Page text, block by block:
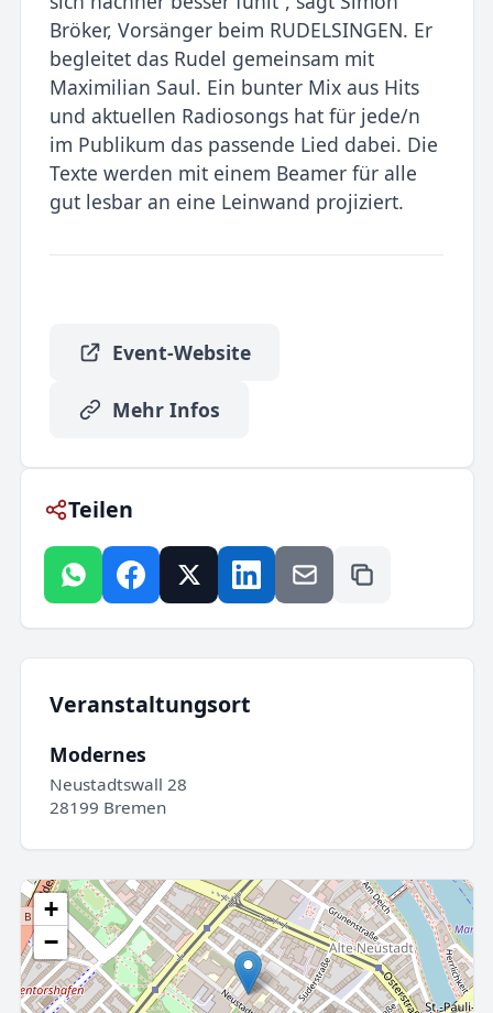
Bröker, Vorsänger beim RUDELSINGEN. Er
begleitet das Rudel gemeinsam mit
Maximilian Saul. Ein bunter Mix aus Hits
und aktuellen Radiosongs hat für jede/n
im Publikum das passende Lied dabei. Die
Texte werden mit einem Beamer für alle
gut lesbar an eine Leinwand projiziert.
Event-Website
Mehr Infos
Teilen
Veranstaltungsort
Modernes
Neustadtswall 28
28199 Bremen
+
−